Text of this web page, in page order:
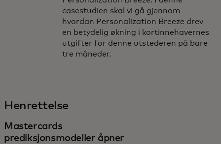
casestudien skal vi gå gjennom
hvordan Personalization Breeze drev
en betydelig økning i kortinnehavernes
utgifter for denne utstederen på bare
tre måneder.
Henrettelse
Mastercards
prediksjonsmodeller åpner